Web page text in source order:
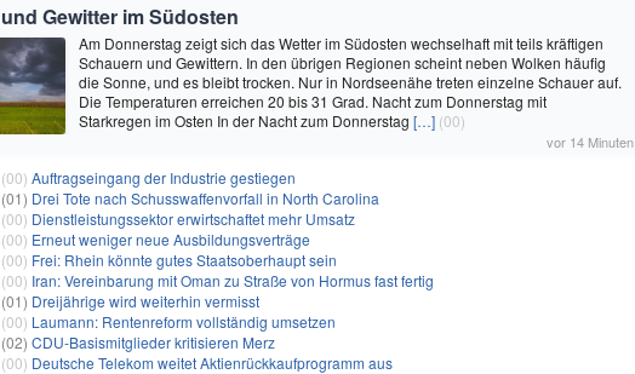
Gewitter im Südosten
Am Donnerstag zeigt sich das Wetter im Südosten wechselhaft mit teils kräftigen
Schauern und Gewittern. In den übrigen Regionen scheint neben Wolken häufig
die Sonne, und es bleibt trocken. Nur in Nordseenähe treten einzelne Schauer auf.
Die Temperaturen erreichen 20 bis 31 Grad. Nacht zum Donnerstag mit
Starkregen im Osten In der Nacht zum Donnerstag […] (00)
vor 14 Minuten
(00) Auftragseingang der Industrie gestiegen
(01) Drei Tote nach Schusswaffenvorfall in North Carolina
(00) Dienstleistungssektor erwirtschaftet mehr Umsatz
(00) Erneut weniger neue Ausbildungsverträge
(00) Frei: Rhein könnte gutes Staatsoberhaupt sein
(00) Iran: Vereinbarung mit Oman zu Straße von Hormus fast fertig
(01) Dreijährige wird weiterhin vermisst
(00) Laumann: Rentenreform vollständig umsetzen
(02) CDU-Basismitglieder kritisieren Merz
(00) Deutsche Telekom weitet Aktienrückkaufprogramm aus